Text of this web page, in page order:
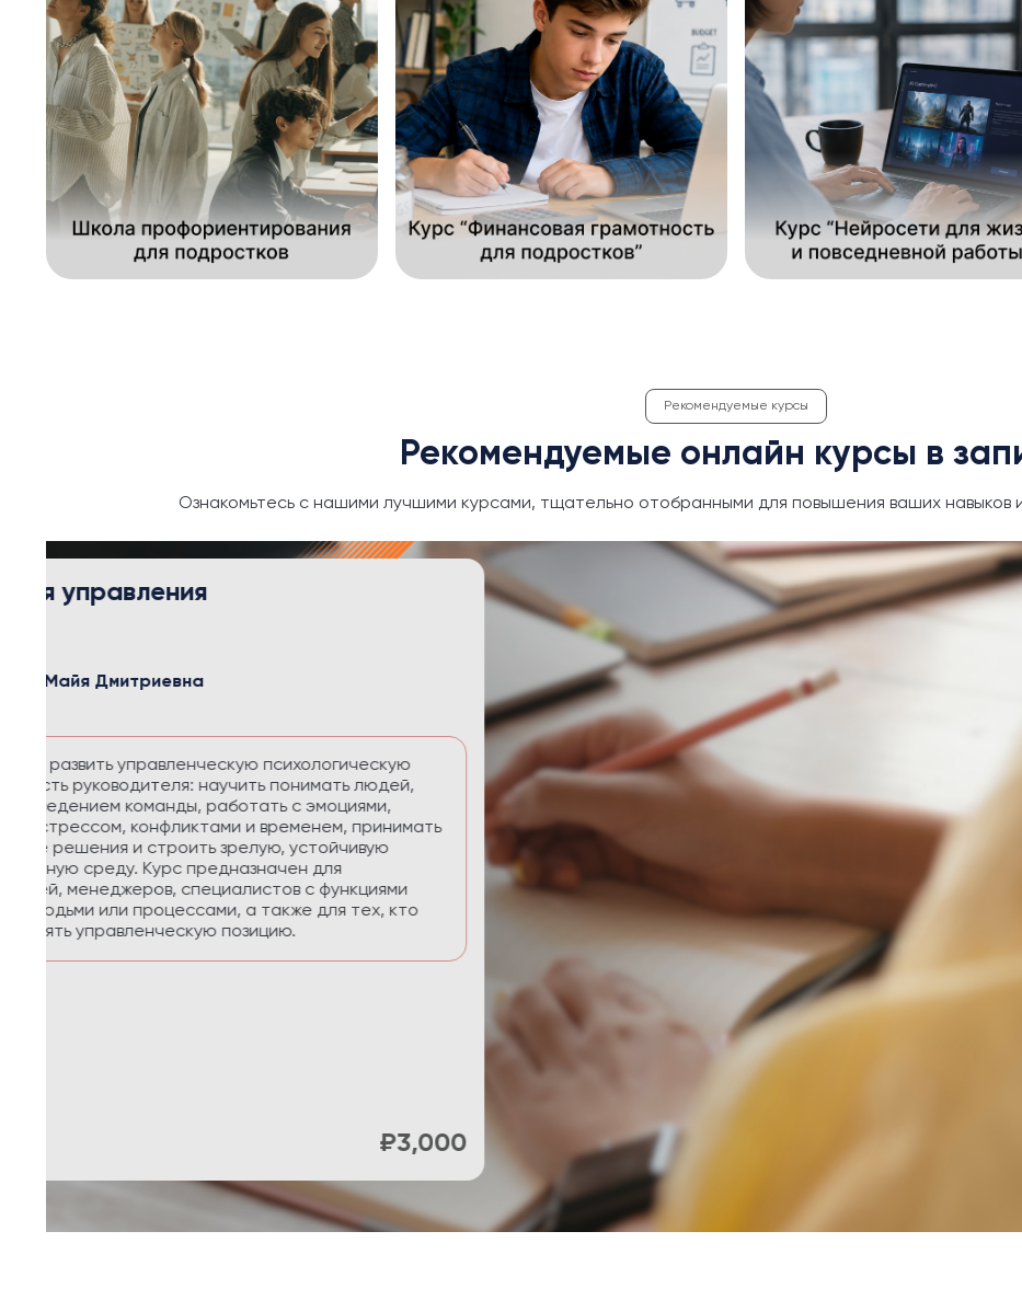
Рекомендуемые курсы
Рекомендуемые онлайн курсы в
Ознакомьтесь с нашими лучшими курсами, тщательно отобранными для повышения ваших навыков
Тайм-менеджмент и личная эффективность
Иванова Майя Дмитриевна
Курс помогает выстроить систему управления временем без
перегруза и чувства вины. Вы научитесь расставлять
приоритеты, планировать реалистично, сохранять фокус и
управлять энергией в условиях многозадачности.
₽900